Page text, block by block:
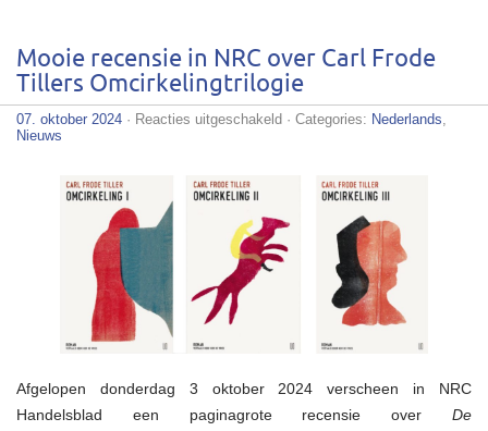
Mooie recensie in NRC over Carl Frode
Tillers Omcirkelingtrilogie
07. oktober 2024 · Reacties uitgeschakeldvoor
Carl
Frode
Tillers
Omcirkelingtrilogie
· Categories: Nederlands,
Nieuws
Afgelopen donderdag 3 oktober 2024 verscheen in NRC
Handelsblad een paginagrote recensie over De